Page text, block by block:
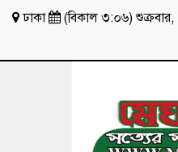
ঢাকা (বিকাল ৩:০৬)শুক্রবার,